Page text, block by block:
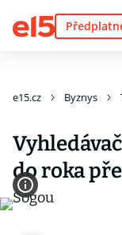
e15.cz Byznys
do roka